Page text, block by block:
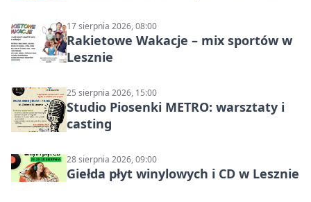
17 sierpnia 2026, 08:00
Rakietowe Wakacje – mix sportów w
Lesznie
25 sierpnia 2026, 15:00
Studio Piosenki METRO: warsztaty i
casting
28 sierpnia 2026, 09:00
Giełda płyt winylowych i CD w Lesznie